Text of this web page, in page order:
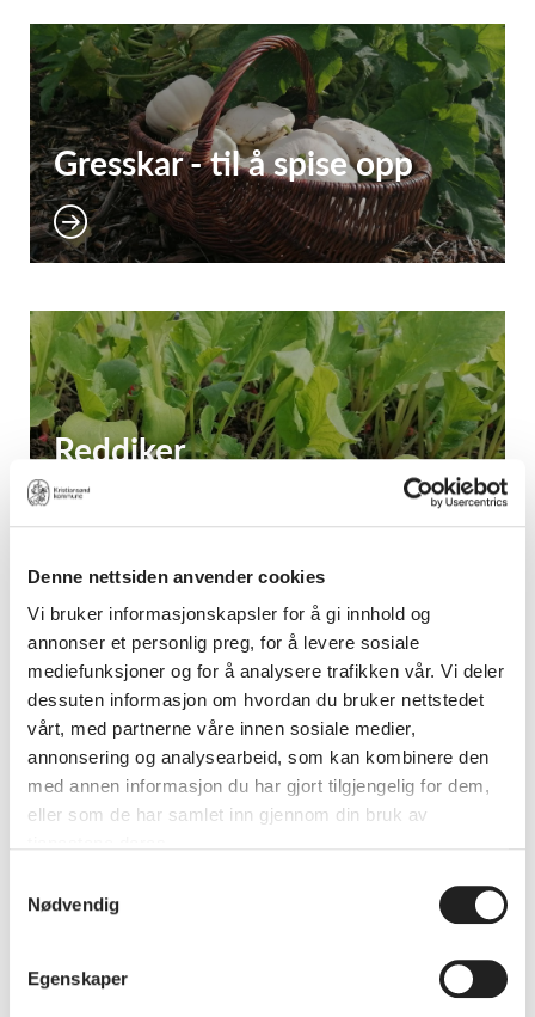
Denne nettsiden anvender cookies
Vi bruker informasjonskapsler for å gi innhold og
annonser et personlig preg, for å levere sosiale
mediefunksjoner og for å analysere trafikken vår. Vi deler
dessuten informasjon om hvordan du bruker nettstedet
vårt, med partnerne våre innen sosiale medier,
annonsering og analysearbeid, som kan kombinere den
med annen informasjon du har gjort tilgjengelig for dem,
eller som de har samlet inn gjennom din bruk av
Nødvendig
Egenskaper
Gresskar - til å spise opp
Reddiker
Rabarbra - syrlig og tidlig
Samarbeid
dyrking er spennende og gjerne vil bidra. Dyrk
de gode samarbeidene, for eksempel med: